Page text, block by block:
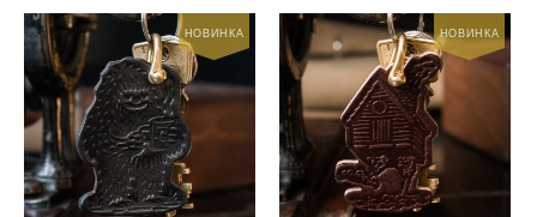
НОВИНКА НОВИНКА